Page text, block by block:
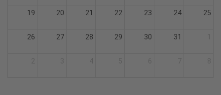
19 20 21 22 23 24 25
26 27 28 29 30 31